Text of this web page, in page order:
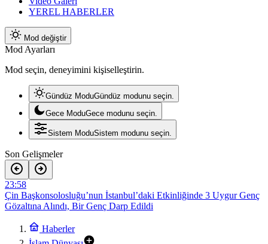
YEREL HABERLER
Mod değiştir
Mod Ayarları
Mod seçin, deneyimini kişiselleştirin.
Gündüz ModuGündüz modunu seçin.
Gece ModuGece modunu seçin.
Sistem ModuSistem modunu seçin.
Son Gelişmeler
23:58
Çin Başkonsolosluğu’nun İstanbul’daki Etkinliğinde 3 Uygur Genç
Gözaltına Alındı, Bir Genç Darp Edildi
Rusya’da Duma Seçimleri Öncesi Rafis Kaşapov’dan Boykot
Çağrısı: “Seçimlere Katılım Meşruiyet Sağlıyor”
Haberler